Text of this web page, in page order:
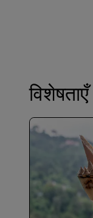
विशेषताएँ